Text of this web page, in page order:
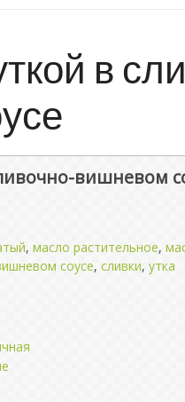
в
вишневом
, масло растительное,
соусе, сливки, утка